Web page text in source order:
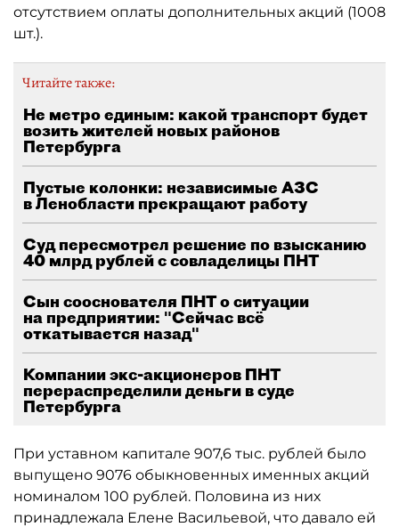
отсутствием оплаты дополнительных акций (1008
шт.).
Читайте также:
Не метро единым: какой транспорт будет
возить жителей новых районов
Петербурга
Пустые колонки: независимые АЗС
в Ленобласти прекращают работу
Суд пересмотрел решение по взысканию
40 млрд рублей с совладелицы ПНТ
Сын сооснователя ПНТ о ситуации
на предприятии: "Сейчас всё
откатывается назад"
Компании экс-акционеров ПНТ
перераспределили деньги в суде
Петербурга
При уставном капитале 907,6 тыс. рублей было
выпущено 9076 обыкновенных именных акций
номиналом 100 рублей. Половина из них
принадлежала Елене Васильевой, что давало ей